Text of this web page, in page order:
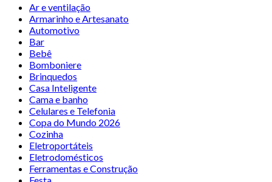
Ar e ventilação
Armarinho e Artesanato
Automotivo
Bar
Bebê
Bomboniere
Brinquedos
Casa Inteligente
Cama e banho
Celulares e Telefonia
Copa do Mundo 2026
Cozinha
Eletroportáteis
Eletrodomésticos
Ferramentas e Construção